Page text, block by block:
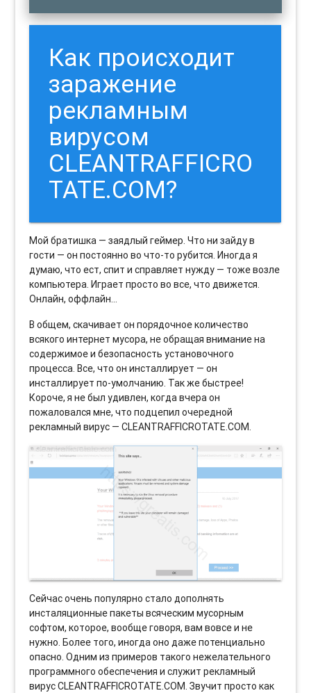
Как происходит
заражение
рекламным
вирусом
CLEANTRAFFICRO
TATE.COM?
Мой братишка — заядлый геймер. Что ни зайду в
гости — он постоянно во что-то рубится. Иногда я
думаю, что ест, спит и справляет нужду — тоже возле
компьютера. Играет просто во все, что движется.
Онлайн, оффлайн…
В общем, скачивает он порядочное количество
всякого интернет мусора, не обращая внимание на
содержимое и безопасность установочного
процесса. Все, что он инсталлирует — он
инсталлирует по-умолчанию. Так же быстрее!
Короче, я не был удивлен, когда вчера он
пожаловался мне, что подцепил очередной
рекламный вирус — CLEANTRAFFICROTATE.COM.
Сейчас очень популярно стало дополнять
инсталяционные пакеты всяческим мусорным
софтом, которое, вообще говоря, вам вовсе и не
нужно. Более того, иногда оно даже потенциально
опасно. Одним из примеров такого нежелательного
программного обеспечения и служит рекламный
вирус CLEANTRAFFICROTATE.COM. Звучит просто как